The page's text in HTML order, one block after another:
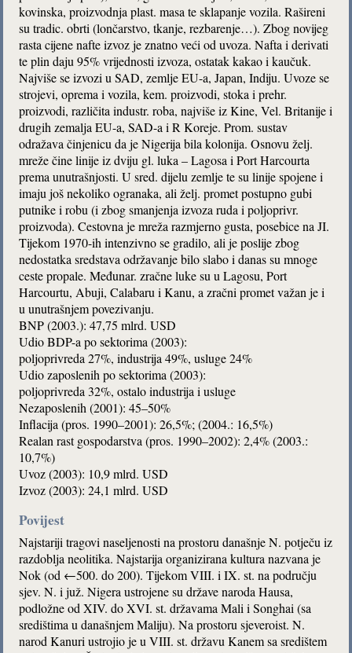
kovinska, proizvodnja plast. masa te sklapanje vozila. Rašireni
su tradic. obrti (lončarstvo, tkanje, rezbarenje…). Zbog novijeg
rasta cijene nafte izvoz je znatno veći od uvoza. Nafta i derivati
te plin daju 95% vrijednosti izvoza, ostatak kakao i kaučuk.
Najviše se izvozi u SAD, zemlje EU-a, Japan, Indiju. Uvoze se
strojevi, oprema i vozila, kem. proizvodi, stoka i prehr.
proizvodi, različita industr. roba, najviše iz Kine, Vel. Britanije i
drugih zemalja EU-a, SAD-a i R Koreje. Prom. sustav
odražava činjenicu da je Nigerija bila kolonija. Osnovu želj.
mreže čine linije iz dviju gl. luka – Lagosa i Port Harcourta
prema unutrašnjosti. U sred. dijelu zemlje te su linije spojene i
imaju još nekoliko ogranaka, ali želj. promet postupno gubi
putnike i robu (i zbog smanjenja izvoza ruda i poljoprivr.
proizvoda). Cestovna je mreža razmjerno gusta, posebice na JI.
Tijekom 1970-ih intenzivno se gradilo, ali je poslije zbog
nedostatka sredstava održavanje bilo slabo i danas su mnoge
ceste propale. Međunar. zračne luke su u Lagosu, Port
Harcourtu, Abuji, Calabaru i Kanu, a zračni promet važan je i
u unutrašnjem povezivanju.
BNP (2003.): 47,75 mlrd. USD
Udio BDP-a po sektorima (2003):
poljoprivreda 27%, industrija 49%, usluge 24%
Udio zaposlenih po sektorima (2003):
poljoprivreda 32%, ostalo industrija i usluge
Nezaposlenih (2001): 45–50%
Inflacija (pros. 1990–2001): 26,5%; (2004.: 16,5%)
Realan rast gospodarstva (pros. 1990–2002): 2,4% (2003.:
10,7%)
Uvoz (2003): 10,9 mlrd. USD
Izvoz (2003): 24,1 mlrd. USD
Povijest
Najstariji tragovi naseljenosti na prostoru današnje N. potječu iz
razdoblja neolitika. Najstarija organizirana kultura nazvana je
Nok (od ←500. do 200). Tijekom VIII. i IX. st. na području
sjev. N. i juž. Nigera ustrojene su države naroda Hausa,
podložne od XIV. do XVI. st. državama Mali i Songhai (sa
središtima u današnjem Maliju). Na prostoru sjeveroist. N.
narod Kanuri ustrojio je u VIII. st. državu Kanem sa središtem